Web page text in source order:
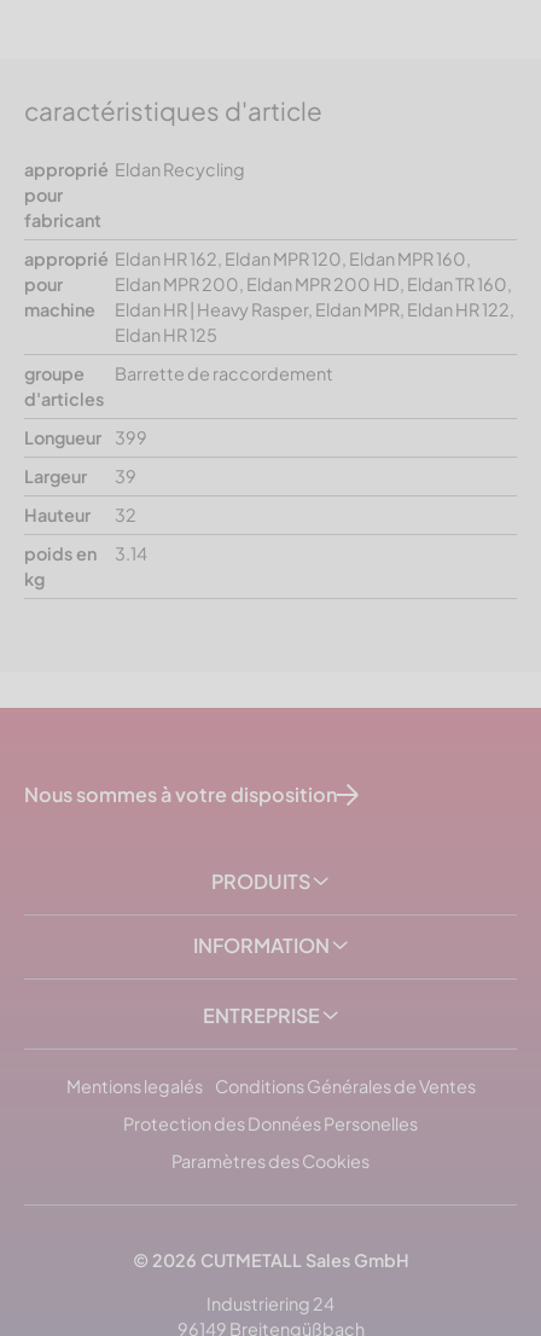
caractéristiques d'article
approprié
pour
fabricant
Eldan Recycling
approprié
pour
machine
Eldan HR 162, Eldan MPR 120, Eldan MPR 160,
Eldan MPR 200, Eldan MPR 200 HD, Eldan TR 160,
Eldan HR | Heavy Rasper, Eldan MPR, Eldan HR 122,
Eldan HR 125
groupe
d'articles
Barrette de raccordement
Longueur
399
Largeur
39
Hauteur
32
poids en
kg
3.14
Nous sommes à votre disposition
PRODUITS
INFORMATION
ENTREPRISE
Mentions legalés
Conditions Générales de Ventes
Protection des Données Personelles
Paramètres des Cookies
© 2026 CUTMETALL Sales GmbH
Industriering 24
96149 Breitengüßbach